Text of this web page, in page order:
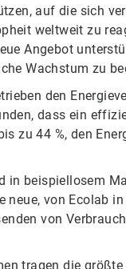
auf die sich
weltweit zu
Angebot
Wachstum zu
den
dass ein
zu 44 %, den
in beispiellosem
von Ecolab
von
tragen die